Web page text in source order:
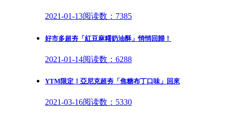
2021-01-13阅读数：7385
好市多超夯「紅豆麻糬奶油酥」悄悄回歸！
2021-01-14阅读数：6288
YTM限定！亞尼克超夯「焦糖布丁口味」回來
2021-03-16阅读数：5330